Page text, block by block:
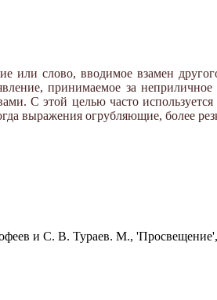
слово, вводимое взамен
принимаемое за неприличное
С этой целью часто
выражения огрубляющие, более
и С. В. Тураев. М.,